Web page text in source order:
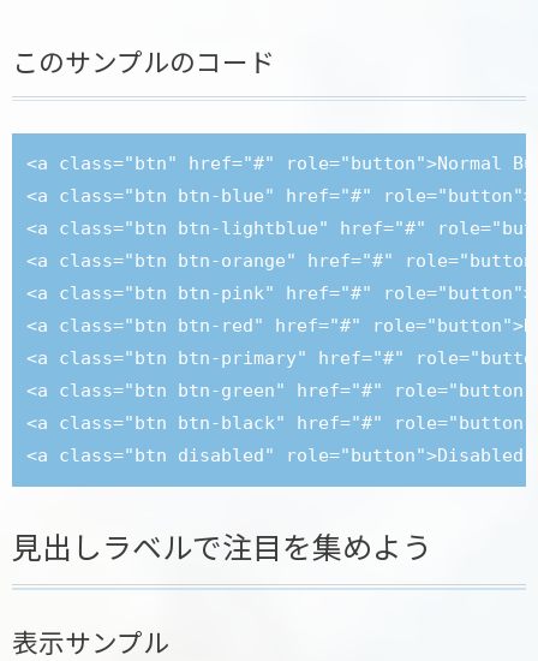
このサンプルのコード
<a class="btn" href="#" role="button">Normal
<a class="btn btn-blue" href="#"
<a class="btn btn-lightblue" href="#"
<a class="btn btn-orange" href="#"
<a class="btn btn-pink" href="#"
<a class="btn btn-red" href="#"
<a class="btn btn-primary" href="#"
<a class="btn btn-green" href="#"
<a class="btn btn-black" href="#"
<a class="btn disabled" role="button">Disabled
見出しラベルで注目を集めよう
表示サンプル